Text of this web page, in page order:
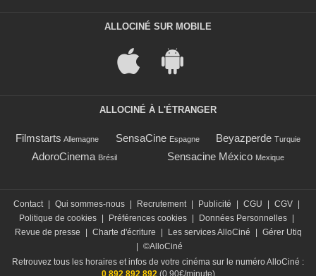
ALLOCINÉ SUR MOBILE
ALLOCINÉ À L'ÉTRANGER
Filmstarts Allemagne SensaCine Espagne Beyazperde Turquie
AdoroCinema Brésil Sensacine México Mexique
Contact Qui sommes-nous Recrutement Publicité CGU CGV
Politique de cookies
Préférences cookies Données Personnelles
Revue de presse
Charte d'écriture Les services AlloCiné
Gérer Utiq
©AlloCiné
Retrouvez tous les horaires et infos de votre cinéma sur le numéro AlloCiné :